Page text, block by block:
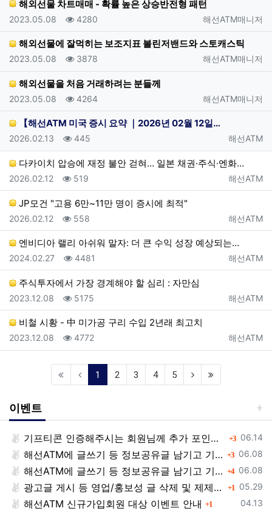
해외선물 차트매매 - 확률 높은 상승반전형 패턴
등록자
해선ATM매니저
등록일
2023.05.08 조회
4280
해외선물에 잘먹히는 보조지표 볼린저밴드와 스토캐스틱
등록자
해선ATM매니저
등록일
2023.05.08 조회
3878
해외선물을 처음 거래하려는 분들께
등록자
해선ATM매니저
등록일
2023.05.08 조회
4264
【해선ATM 미국 증시 요약 ｜2026년 02월 12일…
등록자
해선ATM
등록일
2026.02.13 조회
445
다카이치 압승에 재정 불안 걷혀… 일본 채권·주식·엔화…
등록자
해선ATM
등록일
2026.02.12 조회
519
JP모건 "고용 6만~11만 명이 증시에 최적"
등록자
해선ATM
등록일
2026.02.12 조회
558
엔비디아 랠리 아쉬워 말자: 더 큰 수익 성장 예상되는…
등록자
해선ATM
등록일
2024.02.27 조회
4481
주식투자에서 가장 경계해야 할 심리 : 자만심
등록자
해선ATM
등록일
2023.12.08 조회
5175
비철 시황 - 中 미가공 구리 수입 2년래 최고치
등록자
해선ATM
등록일
2023.12.08 조회
4772
1 (current)
2 3 4 5
이벤트
등록일
06.14
기프티콘 인증해주시는 회원님께 추가 포인트 쏩니다!! 3댓글
등록일
06.08
해선ATM에 글쓰기 등 정보공유글 남기고 기프티콘 받자! 3댓글
등록일
06.08
해선ATM에 글쓰기 등 정보공유글 남기고 기프티콘 받자! 4댓글
등록일
05.29
광고글 게시 등 영업/홍보성 글 삭제 및 제제대상입니다. 1댓글
등록일
04.13
해선ATM 신규가입회원 대상 이벤트 안내 1